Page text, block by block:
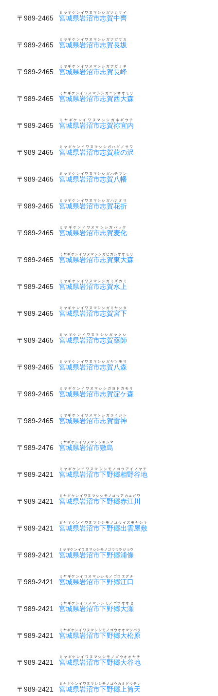
〒989-2465 宮城県岩沼市志賀中齊
ミヤギケンイワヌマシシガナカサイ
〒989-2465 宮城県岩沼市志賀長坂
ミヤギケンイワヌマシシガナガサカ
〒989-2465 宮城県岩沼市志賀長峰
ミヤギケンイワヌマシシガナガミネ
〒989-2465 宮城県岩沼市志賀西大森
ミヤギケンイワヌマシシガニシオオモリ
〒989-2465 宮城県岩沼市志賀祢宜内
ミヤギケンイワヌマシシガネギウチ
〒989-2465 宮城県岩沼市志賀萩の沢
ミヤギケンイワヌマシシガハギノサワ
〒989-2465 宮城県岩沼市志賀八幡
ミヤギケンイワヌマシシガハチマン
〒989-2465 宮城県岩沼市志賀花折
ミヤギケンイワヌマシシガハナオリ
〒989-2465 宮城県岩沼市志賀麦化
ミヤギケンイワヌマシシガバッケ
〒989-2465 宮城県岩沼市志賀東大森
ミヤギケンイワヌマシシガヒガシオオモリ
〒989-2465 宮城県岩沼市志賀水上
ミヤギケンイワヌマシシガミズカミ
〒989-2465 宮城県岩沼市志賀宮下
ミヤギケンイワヌマシシガミヤシタ
〒989-2465 宮城県岩沼市志賀薬師
ミヤギケンイワヌマシシガヤクシ
〒989-2465 宮城県岩沼市志賀八森
ミヤギケンイワヌマシシガヤツモリ
〒989-2465 宮城県岩沼市志賀淀ケ森
ミヤギケンイワヌマシシガヨドガモリ
〒989-2465 宮城県岩沼市志賀雷神
ミヤギケンイワヌマシシガライジン
〒989-2476 宮城県岩沼市敷島
ミヤギケンイワヌマシシキシマ
〒989-2421 宮城県岩沼市下野郷相野谷地
ミヤギケンイワヌマシシモノゴウアイノヤチ
〒989-2421 宮城県岩沼市下野郷赤江川
ミヤギケンイワヌマシシモノゴウアカエガワ
〒989-2421 宮城県岩沼市下野郷出雲屋敷
ミヤギケンイワヌマシシモノゴウイズモヤシキ
〒989-2421 宮城県岩沼市下野郷浦條
ミヤギケンイワヌマシシモノゴウウラジョウ
〒989-2421 宮城県岩沼市下野郷江口
ミヤギケンイワヌマシシモノゴウエグチ
〒989-2421 宮城県岩沼市下野郷大瀬
ミヤギケンイワヌマシシモノゴウオオセ
〒989-2421 宮城県岩沼市下野郷大松原
ミヤギケンイワヌマシシモノゴウオオマツバラ
〒989-2421 宮城県岩沼市下野郷大谷地
ミヤギケンイワヌマシシモノゴウオオヤチ
〒989-2421 宮城県岩沼市下野郷上筒天
ミヤギケンイワヌマシシモノゴウカミドウテン